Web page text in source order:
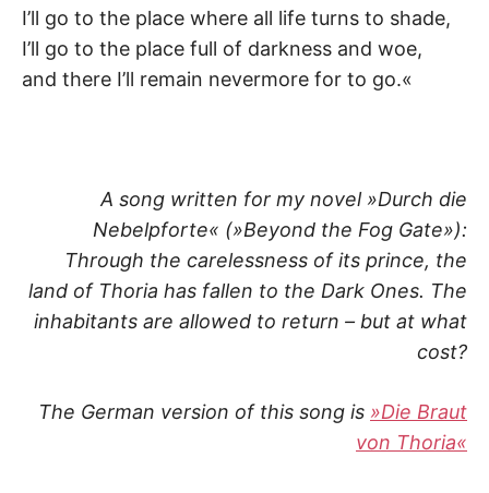
I’ll go to the place where all life turns to shade,
I’ll go to the place full of darkness and woe,
and there I’ll remain nevermore for to go.«
A song written for my novel »Durch die
Nebelpforte« (»Beyond the Fog Gate»):
Through the carelessness of its prince, the
land of Thoria has fallen to the Dark Ones. The
inhabitants are allowed to return – but at what
cost?
The German version of this song is »Die Braut
von Thoria«